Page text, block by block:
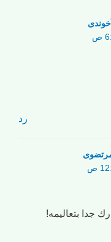
رد
جدا بتعاليمه!